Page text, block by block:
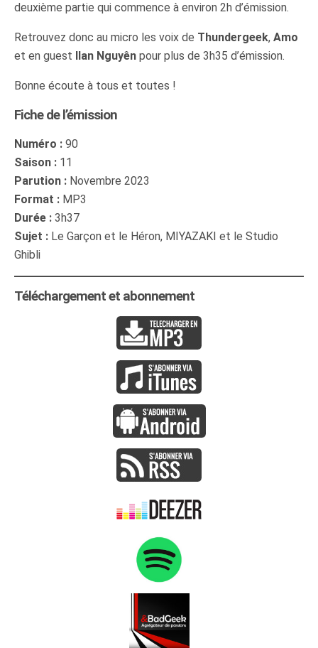
deuxième partie qui commence à environ 2h d’émission.
Retrouvez donc au micro les voix de Thundergeek, Amo
et en guest Ilan Nguyên pour plus de 3h35 d’émission.
Bonne écoute à tous et toutes !
Fiche de l’émission
Numéro : 90
Saison : 11
Parution : Novembre 2023
Format : MP3
Durée : 3h37
Sujet : Le Garçon et le Héron, MIYAZAKI et le Studio
Ghibli
Téléchargement et abonnement